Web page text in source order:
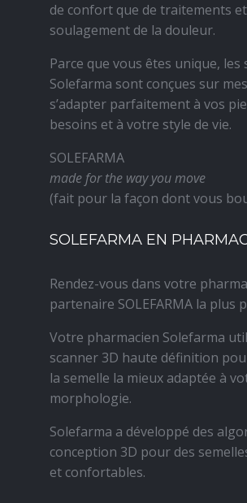
de confort que de traitements
soulagement de la douleur.
Parce que vous êtes unique, les
Solefarma sont conçues sur
s’adapter parfaitement à vos
besoins et à votre style de vie.
SOLEFARMA
made for the way you move
(fait pour la façon dont vous
SOLEFARMA EN
Rendez-vous dans votre
partenaire SOLEFARMA la plus
Votre pharmacien Solefarma
scanner 3D haute définition
la semelle la mieux adaptée à
morphologie.
Solefarma a développé des
conception 3D pour des
et confortables.